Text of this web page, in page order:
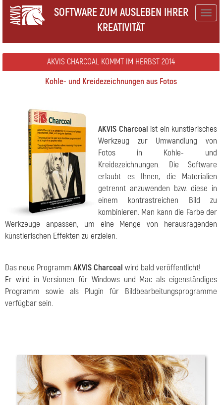
SOFTWARE ZUM AUSLEBEN IHRER
KREATIVITÄT
AKVIS CHARCOAL KOMMT IM HERBST 2014
Kohle- und Kreidezeichnungen aus Fotos
AKVIS Charcoal ist ein künstlerisches
Werkzeug zur Umwandlung von
Fotos in Kohle- und
Kreidezeichnungen. Die Software
erlaubt es Ihnen, die Materialien
getrennt anzuwenden bzw. diese in
einem kontrastreichen Bild zu
kombinieren. Man kann die Farbe der
Werkzeuge anpassen, um eine Menge von herausragenden
künstlerischen Effekten zu erzielen.
Das neue Programm AKVIS Charcoal wird bald veröffentlicht!
Er wird in Versionen für Windows und Mac als eigenständiges
Programm sowie als Plugin für Bildbearbeitungsprogramme
verfügbar sein.